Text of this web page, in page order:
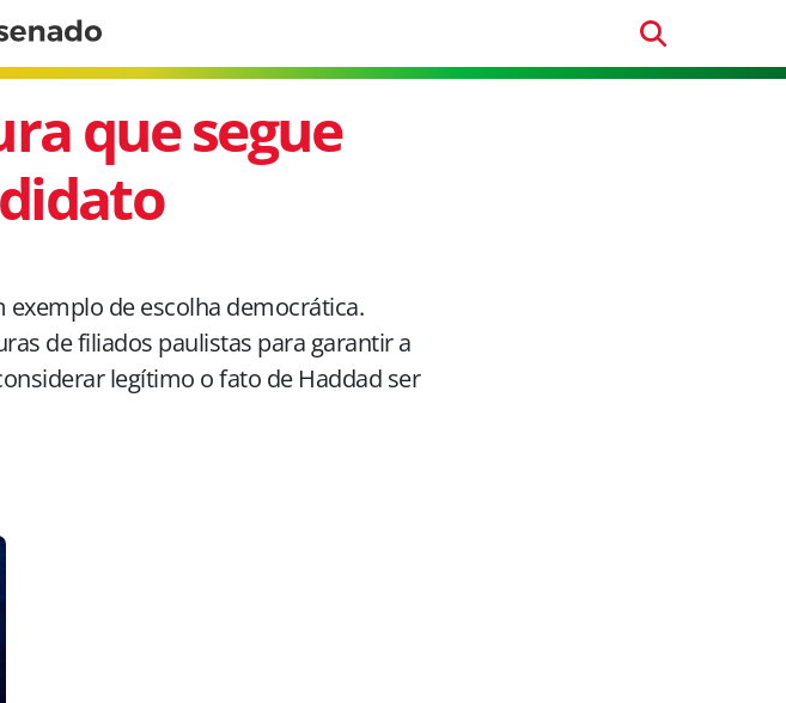
que segue
exemplo de escolha democrática.
de filiados paulistas para garantir a
legítimo o fato de Haddad ser